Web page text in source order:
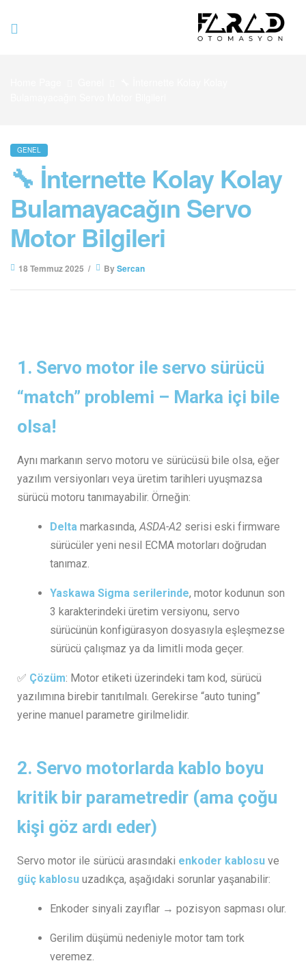
GENEL
🔧 İnternette Kolay Kolay
Bulamayacağın Servo
Motor Bilgileri
18 Temmuz 2025 BySercan
1. Servo motor ile servo sürücü
“match” problemi – Marka içi bile
olsa!
Aynı markanın servo motoru ve sürücüsü bile olsa, eğer
yazılım versiyonları veya üretim tarihleri uyuşmazsa
sürücü motoru tanımayabilir. Örneğin:
Delta markasında,ASDA-A2 serisi eski firmware
sürücüler yeni nesil ECMA motorları doğrudan
tanımaz.
Yaskawa Sigma serilerinde, motor kodunun son
3 karakterindeki üretim versiyonu, servo
sürücünün konfigürasyon dosyasıyla eşleşmezse
sürücü çalışmaz ya da limitli moda geçer.
✅ Çözüm: Motor etiketi üzerindeki tam kod, sürücü
yazılımına birebir tanıtılmalı. Gerekirse “auto tuning”
yerine manuel parametre girilmelidir.
2. Servo motorlarda kablo boyu
kritik bir parametredir (ama çoğu
kişi göz ardı eder)
Servo motor ile sürücü arasındaki enkoder kablosu ve
güç kablosu uzadıkça, aşağıdaki sorunlar yaşanabilir:
Enkoder sinyali zayıflar → pozisyon sapması olur.
Gerilim düşümü nedeniyle motor tam tork
veremez.